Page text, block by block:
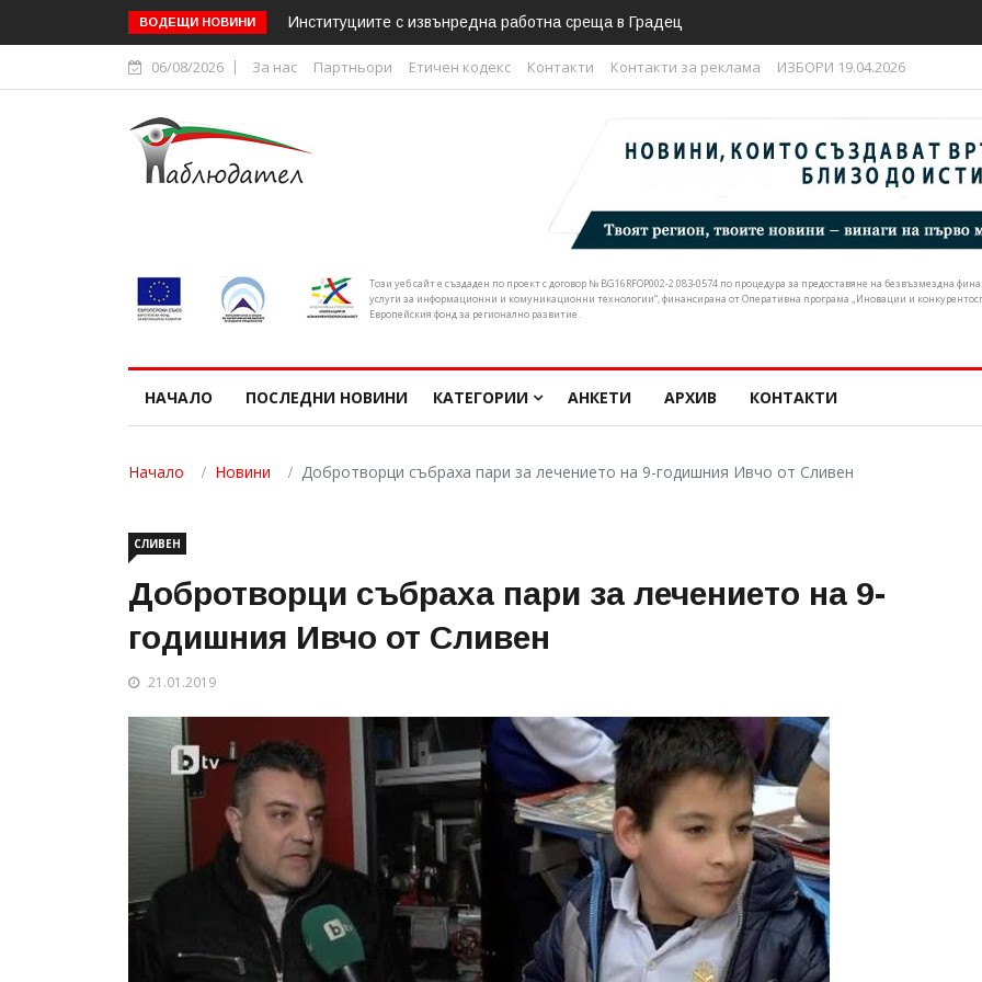
ВОДЕЩИ НОВИНИ Над 1,2 милиона гледания отчете дигиталната кампания на Х юбилейно издание на
06/08/2026 За нас Партньори Етичен кодекс Контакти Контакти за реклама ИЗБОРИ 19.04.2026
Този уеб сайт е създаден по проект с договор № BG16RFOP002-2.083-0574 по процедура за предоставяне на безвъзмездна
услуги за информационни и комуникационни технологии“, финансирана от Оперативна програма „Иновации и
Европейския фонд за регионално развитие.
НАЧАЛО ПОСЛЕДНИ НОВИНИ КАТЕГОРИИ АНКЕТИ АРХИВ КОНТАКТИ
Начало Новини Добротворци събраха пари за лечението на 9-годишния Ивчо от Сливен
СЛИВЕН
Добротворци събраха пари за лечението на 9-
годишния Ивчо от Сливен
21.01.2019